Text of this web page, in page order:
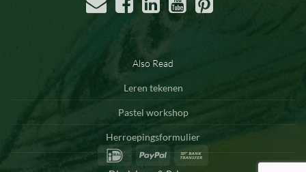
Also Read
Leren tekenen
Pastel workshop
Herroepingsformulier
IDeal
PayPal